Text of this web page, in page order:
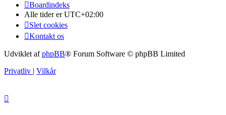
Boardindeks
Alle tider erUTC+02:00
Slet cookies
Kontakt os
Udviklet afphpBB® Forum Software © phpBB Limited
Privatliv | Vilkår